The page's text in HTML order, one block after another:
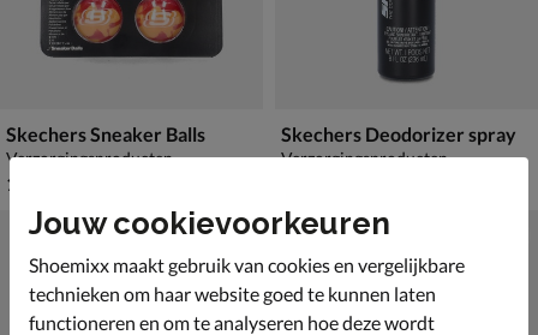
Skechers Sneaker Balls
Verzorgingsproducten
€ 16,99
16
Skechers Deodorizer spray
Verzorgingsproducten
Jouw cookievoorkeuren
Shoemixx maakt gebruik van cookies en vergelijkbare
technieken om haar website goed te kunnen laten
functioneren en om te analyseren hoe deze wordt